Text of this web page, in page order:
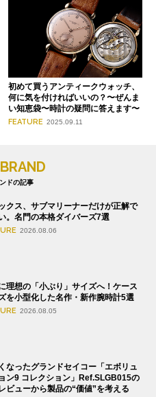
初めて買うアンティークウォッチ、
何に気を付ければいいの？〜ぜんま
い知恵袋〜時計の疑問に答えます〜
FEATURE 2025.09.11
ドの記事
クス、サブマリーナーだけが正解で
。名門の本格ダイバーズ7選
2026.08.06
理想の「小ぶり」サイズへ！ケース
を小型化した名作・新作腕時計5選
2026.08.05
なったグランドセイコー「エボリュ
ン9 コレクション」Ref.SLGB015の
ビューから製品の“価値”を考える